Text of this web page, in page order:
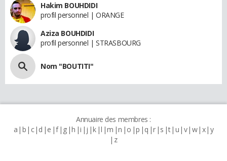
Hakim BOUHDIDI
profil personnel | ORANGE
Aziza BOUHDIDI
profil personnel | STRASBOURG
Nom "BOUTITI"
Annuaire des membres :
a b c d e f g h i j k l m n o p q r s t u v w x y
z